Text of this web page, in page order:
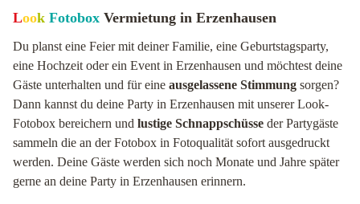
Look Fotobox Vermietung in Erzenhausen
Du planst eine Feier mit deiner Familie, eine Geburtstagsparty,
eine Hochzeit oder ein Event in Erzenhausen und möchtest deine
Gäste unterhalten und für eine ausgelassene Stimmung sorgen?
Dann kannst du deine Party in Erzenhausen mit unserer Look-
Fotobox bereichern und lustige Schnappschüsse der Partygäste
sammeln die an der Fotobox in Fotoqualität sofort ausgedruckt
werden. Deine Gäste werden sich noch Monate und Jahre später
gerne an deine Party in Erzenhausen erinnern.